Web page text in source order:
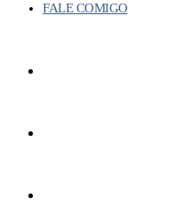
FALE COMIGO